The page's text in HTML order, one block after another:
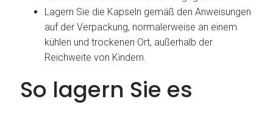
Lagern Sie die Kapseln gemäß den Anweisungen
auf der Verpackung, normalerweise an einem
kühlen und trockenen Ort, außerhalb der
Reichweite von Kindern.
So lagern Sie es